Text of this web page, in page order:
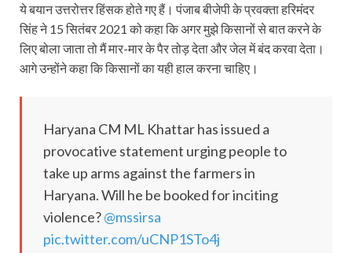
ये बयान उत्तरोत्तर हिंसक होते गए हैं। पंजाब बीजेपी के प्रवक्ता हरिमंदर
सिंह ने 15 सितंबर 2021 को कहा कि अगर मुझे किसानों से बात करने के
लिए बोला जाता तो मैं मार-मार के पैर तोड़ देता और जेल में बंद करवा देता।
आगे उन्होंने कहा कि किसानों का यही हाल करना चाहिए।
Haryana CM ML Khattar has issued a
provocative statement urging people to
take up arms against the farmers in
Haryana. Will he be booked for inciting
violence?@mssirsa
pic.twitter.com/uCNP1STo4j